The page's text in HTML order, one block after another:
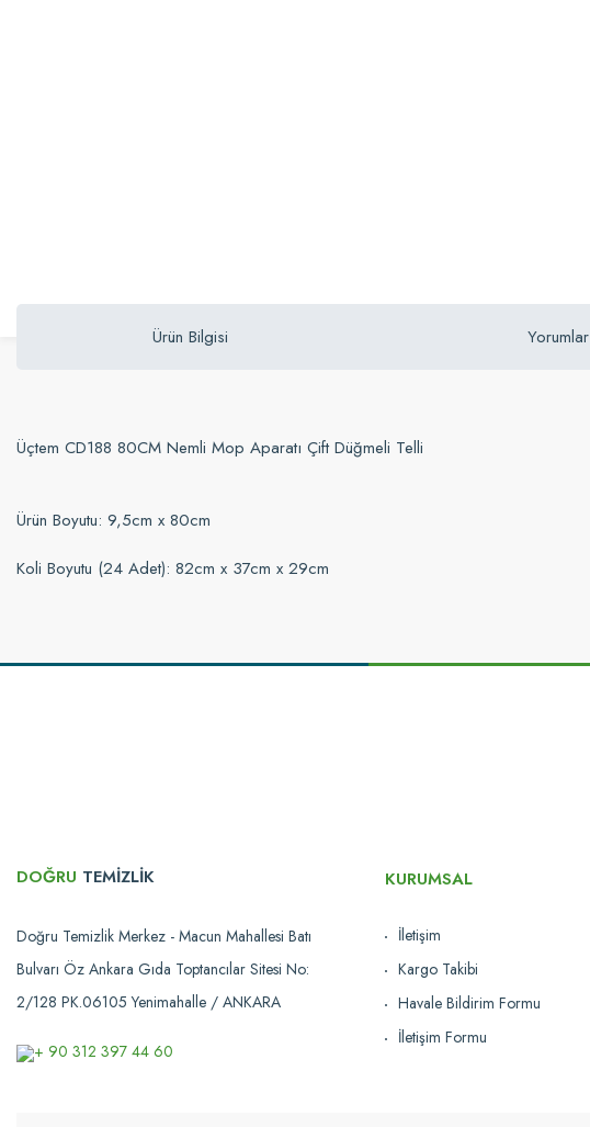
Ürün Bilgisi Yorumlar
Üçtem CD188 80CM Nemli Mop Aparatı Çift Düğmeli Telli
Ürün Boyutu: 9,5cm x 80cm
Koli Boyutu (24 Adet): 82cm x 37cm x 29cm
DOĞRU TEMİZLİK
Doğru Temizlik Merkez - Macun Mahallesi Batı
Bulvarı Öz Ankara Gıda Toptancılar Sitesi No:
2/128 PK.06105 Yenimahalle / ANKARA
+ 90 312 397 44 60
KURUMSAL
İletişim
Kargo Takibi
Havale Bildirim Formu
İletişim Formu